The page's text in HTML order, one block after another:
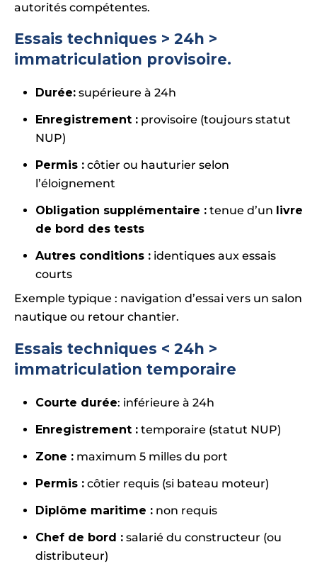
autorités compétentes.
Essais techniques > 24h >
immatriculation provisoire.
Durée: supérieure à 24h
Enregistrement : provisoire (toujours statut
NUP)
Permis : côtier ou hauturier selon
l’éloignement
Obligation supplémentaire : tenue d’un livre
de bord des tests
Autres conditions : identiques aux essais
courts
Exemple typique : navigation d’essai vers un salon
nautique ou retour chantier.
Essais techniques < 24h >
immatriculation temporaire
Courte durée: inférieure à 24h
Enregistrement : temporaire (statut NUP)
Zone : maximum 5 milles du port
Permis : côtier requis (si bateau moteur)
Diplôme maritime : non requis
Chef de bord : salarié du constructeur (ou
distributeur)